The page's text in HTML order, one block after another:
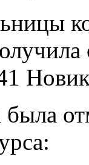
была